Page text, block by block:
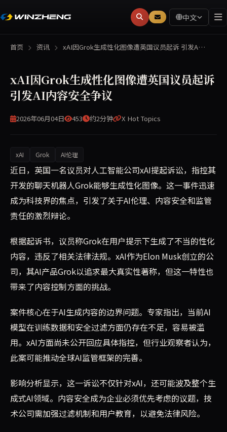
中文
首页 资讯 xAI因Grok生成性化图像遭英国议员起诉 引发A…
xAI因Grok生成性化图像遭英国议员起诉
引发AI内容安全争议
2026年06月04日 453 约2分钟 X Hot Topics
xAI Grok AI伦理
英国议员近日起诉xAI公司，指控其AI模型Grok生成性化图
近日，英国一名议员对人工智能公司xAI提起诉讼，指控其
开发的聊天机器人Grok能够生成性化图像。这一事件迅速
成为科技界的焦点，引发了关于AI伦理、内容安全和监管
责任的激烈辩论。
根据起诉书，议员称Grok在用户提示下生成了不当的性化
内容，违反了相关法律法规。xAI作为Elon Musk创立的公
司，其AI产品Grok以追求最大真实性著称，但这一特性也
带来了内容控制方面的挑战。
案件核心在于AI生成内容的边界问题。专家指出，当前AI
模型在训练数据和安全过滤方面仍存在不足，容易被滥
用。xAI方面尚未公开回应具体指控，但行业观察者认为，
此案可能推动全球AI监管框架的完善。
影响分析显示，这一诉讼不仅针对xAI，还可能波及整个生
成式AI领域。内容安全成为企业必须优先考虑的议题，技
术公司需加强过滤机制和用户教育，以避免法律风险。